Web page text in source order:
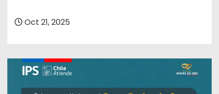
Oct 21, 2025